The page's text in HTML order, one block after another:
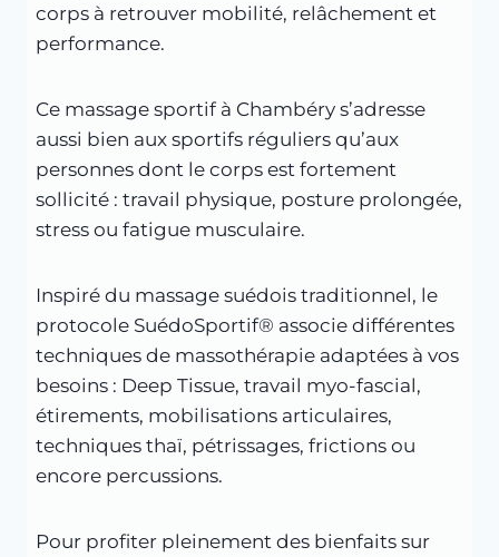
corps à retrouver mobilité, relâchement et
performance.
Ce massage sportif à Chambéry s’adresse
aussi bien aux sportifs réguliers qu’aux
personnes dont le corps est fortement
sollicité : travail physique, posture prolongée,
stress ou fatigue musculaire.
Inspiré du massage suédois traditionnel, le
protocole SuédoSportif® associe différentes
techniques de massothérapie adaptées à vos
besoins : Deep Tissue, travail myo-fascial,
étirements, mobilisations articulaires,
techniques thaï, pétrissages, frictions ou
encore percussions.
Pour profiter pleinement des bienfaits sur